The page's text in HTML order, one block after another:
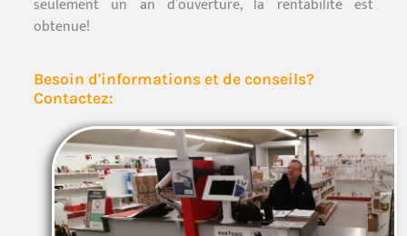
seulement un an d’ouverture, la rentabilité est
obtenue!
Besoin d'informations et de conseils?
Contactez: